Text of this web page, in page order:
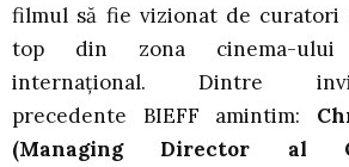
filmul să fie vizionat de curatori
top din zona cinema-ului
internațional. Dintre
precedente BIEFF amintim:
(Managing Director al